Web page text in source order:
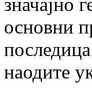
значајно
основни
наодите